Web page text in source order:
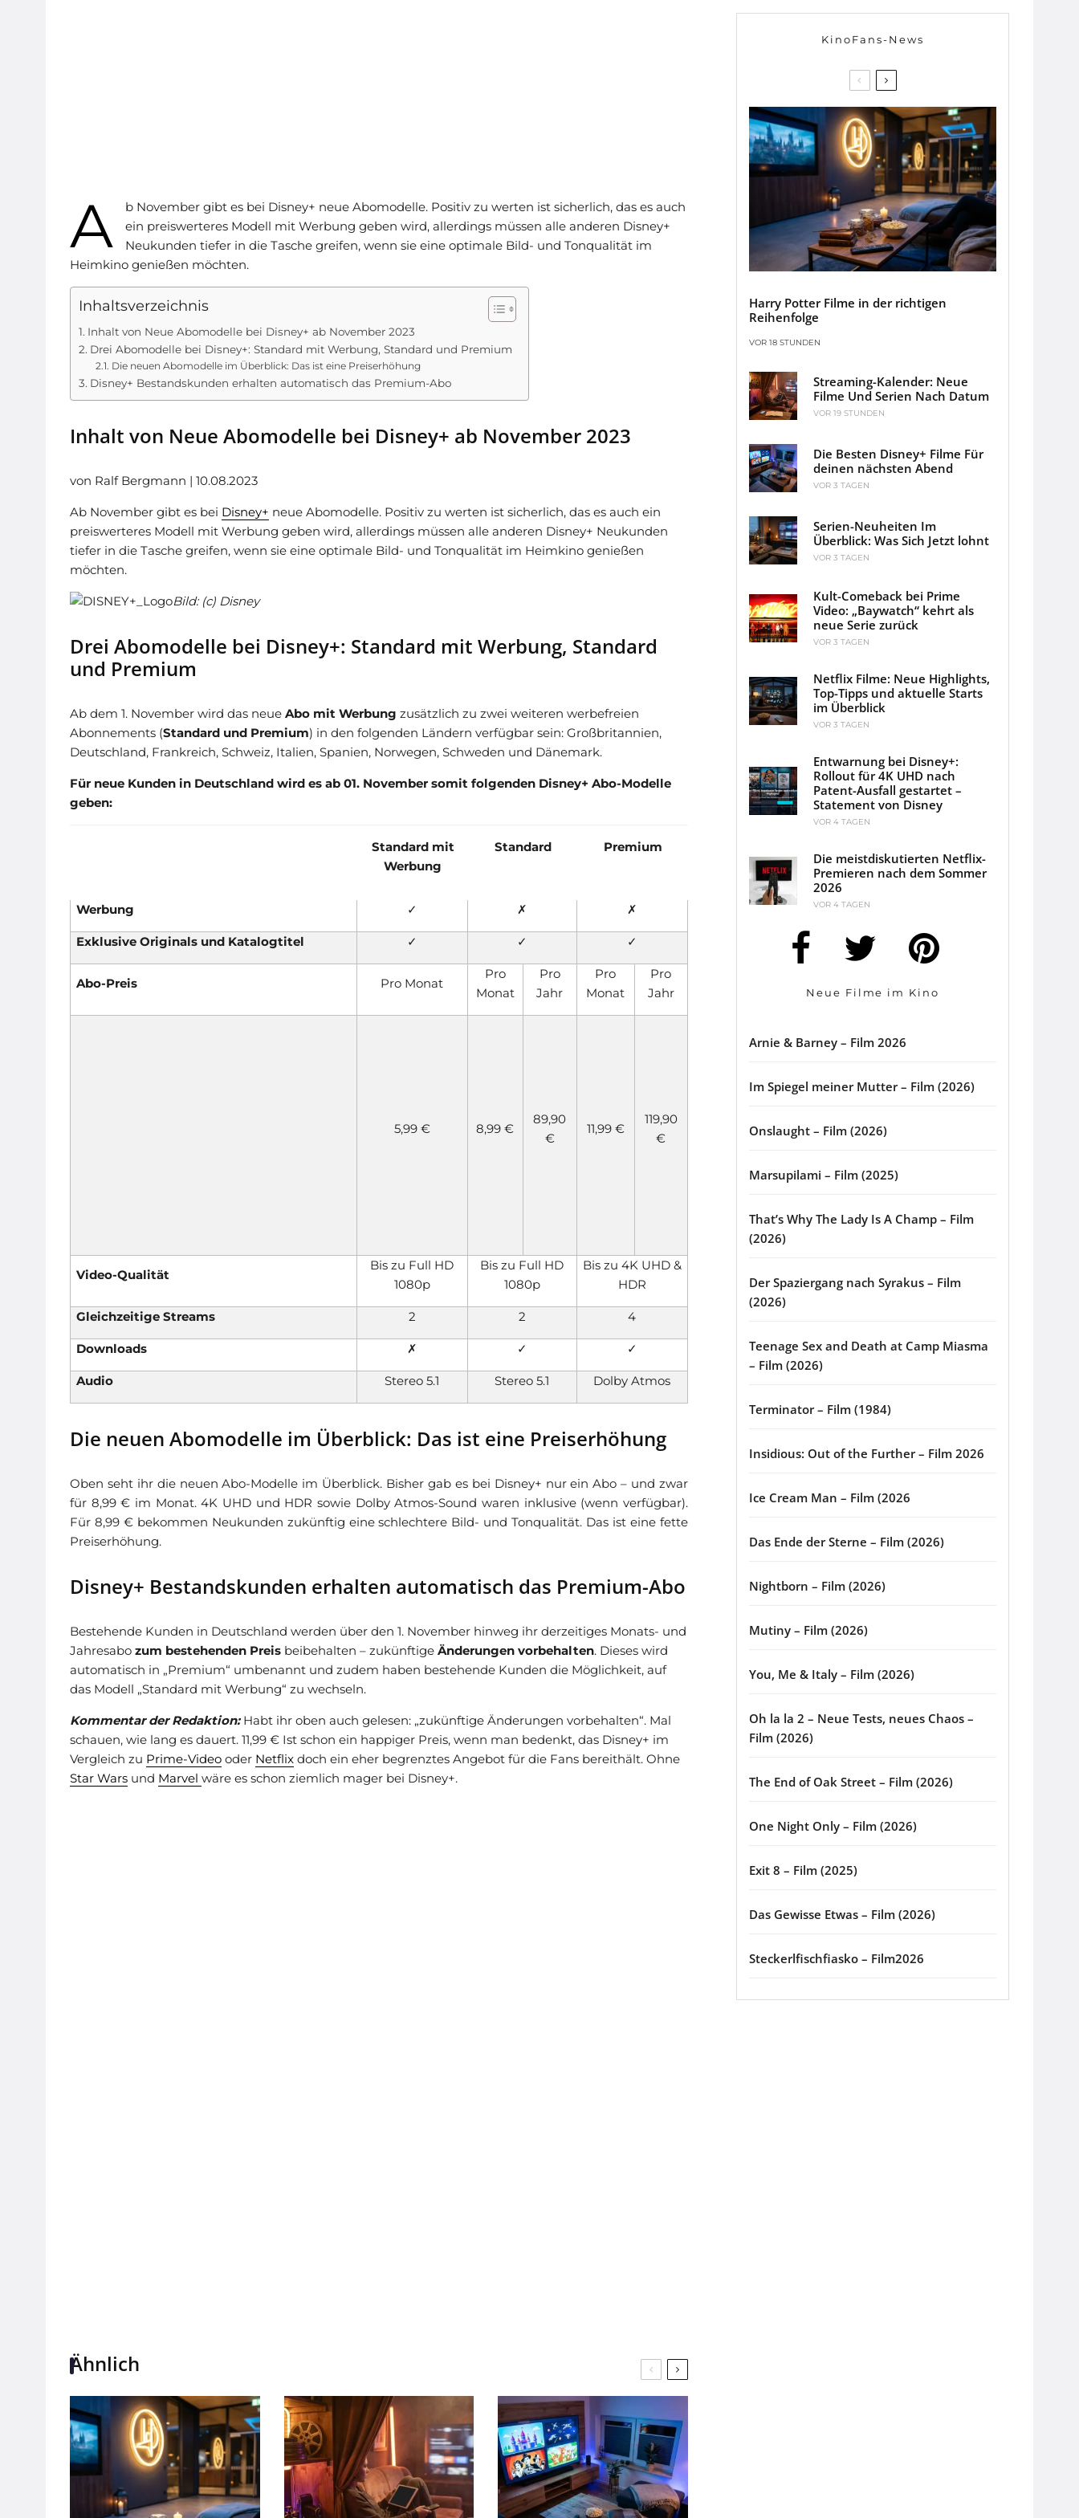
A
b November gibt es bei Disney+ neue Abomodelle. Positiv zu werten ist sicherlich, das es auch
ein preiswerteres Modell mit Werbung geben wird, allerdings müssen alle anderen Disney+
Neukunden tiefer in die Tasche greifen, wenn sie eine optimale Bild- und Tonqualität im
Heimkino genießen möchten.
Inhaltsverzeichnis
Inhalt von Neue Abomodelle bei Disney+ ab November 2023
Drei Abomodelle bei Disney+: Standard mit Werbung, Standard und Premium
Die neuen Abomodelle im Überblick: Das ist eine Preiserhöhung
Disney+ Bestandskunden erhalten automatisch das Premium-Abo
Inhalt von Neue Abomodelle bei Disney+ ab November 2023
von Ralf Bergmann | 10.08.2023
Ab November gibt es bei Disney+ neue Abomodelle. Positiv zu werten ist sicherlich, das es auch ein
preiswerteres Modell mit Werbung geben wird, allerdings müssen alle anderen Disney+ Neukunden
tiefer in die Tasche greifen, wenn sie eine optimale Bild- und Tonqualität im Heimkino genießen
möchten.
Bild: (c) Disney
Drei Abomodelle bei Disney+: Standard mit Werbung, Standard
und Premium
Ab dem 1. November wird das neue Abo mit Werbung zusätzlich zu zwei weiteren werbefreien
Abonnements (Standard und Premium) in den folgenden Ländern verfügbar sein: Großbritannien,
Deutschland, Frankreich, Schweiz, Italien, Spanien, Norwegen, Schweden und Dänemark.
Für neue Kunden in Deutschland wird es ab 01. November somit folgenden Disney+ Abo-Modelle
geben:
Standard mit
Werbung
Standard Premium
Werbung ✓ ✗ ✗
Exklusive Originals und Katalogtitel ✓ ✓ ✓
Abo-Preis Pro Monat
Pro
Monat
Pro
Jahr
Pro
Monat
Pro
Jahr
5,99 € 8,99 €
89,90
€
11,99 €
119,90
€
Video-Qualität
Bis zu Full HD
1080p
Bis zu Full HD
1080p
Bis zu 4K UHD &
HDR
Gleichzeitige Streams 2 2 4
Downloads ✗ ✓ ✓
Audio Stereo 5.1 Stereo 5.1 Dolby Atmos
Die neuen Abomodelle im Überblick: Das ist eine Preiserhöhung
Oben seht ihr die neuen Abo-Modelle im Überblick. Bisher gab es bei Disney+ nur ein Abo – und zwar
für 8,99 € im Monat. 4K UHD und HDR sowie Dolby Atmos-Sound waren inklusive (wenn verfügbar).
Für 8,99 € bekommen Neukunden zukünftig eine schlechtere Bild- und Tonqualität. Das ist eine fette
Preiserhöhung.
Disney+ Bestandskunden erhalten automatisch das Premium-Abo
Bestehende Kunden in Deutschland werden über den 1. November hinweg ihr derzeitiges Monats- und
Jahresabo zum bestehenden Preis beibehalten – zukünftige Änderungen vorbehalten. Dieses wird
automatisch in „Premium“ umbenannt und zudem haben bestehende Kunden die Möglichkeit, auf
das Modell „Standard mit Werbung“ zu wechseln.
Kommentar der Redaktion:Habt ihr oben auch gelesen: „zukünftige Änderungen vorbehalten“. Mal
schauen, wie lang es dauert. 11,99 € Ist schon ein happiger Preis, wenn man bedenkt, das Disney+ im
Vergleich zu Prime-Video oder Netflix doch ein eher begrenztes Angebot für die Fans bereithält. Ohne
Star Wars und Marvel wäre es schon ziemlich mager bei Disney+.
Ähnlich
KinoFans-News
Harry Potter Filme in der richtigen
Reihenfolge
VOR 18 STUNDEN
Streaming-Kalender: Neue
Filme Und Serien Nach Datum
VOR 19 STUNDEN
Die Besten Disney+ Filme Für
deinen nächsten Abend
VOR 3 TAGEN
Serien-Neuheiten Im
Überblick: Was Sich Jetzt lohnt
VOR 3 TAGEN
Kult-Comeback bei Prime
Video: „Baywatch“ kehrt als
neue Serie zurück
VOR 3 TAGEN
Netflix Filme: Neue Highlights,
Top-Tipps und aktuelle Starts
im Überblick
VOR 3 TAGEN
Entwarnung bei Disney+:
Rollout für 4K UHD nach
Patent-Ausfall gestartet –
Statement von Disney
VOR 4 TAGEN
Die meistdiskutierten Netflix-
Premieren nach dem Sommer
2026
VOR 4 TAGEN
Neue Filme im Kino
Arnie & Barney – Film 2026
Im Spiegel meiner Mutter – Film (2026)
Onslaught – Film (2026)
Marsupilami – Film (2025)
That’s Why The Lady Is A Champ – Film
(2026)
Der Spaziergang nach Syrakus – Film
(2026)
Teenage Sex and Death at Camp Miasma
– Film (2026)
Terminator – Film (1984)
Insidious: Out of the Further – Film 2026
Ice Cream Man – Film (2026
Das Ende der Sterne – Film (2026)
Nightborn – Film (2026)
Mutiny – Film (2026)
You, Me & Italy – Film (2026)
Oh la la 2 – Neue Tests, neues Chaos –
Film (2026)
The End of Oak Street – Film (2026)
One Night Only – Film (2026)
Exit 8 – Film (2025)
Das Gewisse Etwas – Film (2026)
Steckerlfischfiasko – Film2026